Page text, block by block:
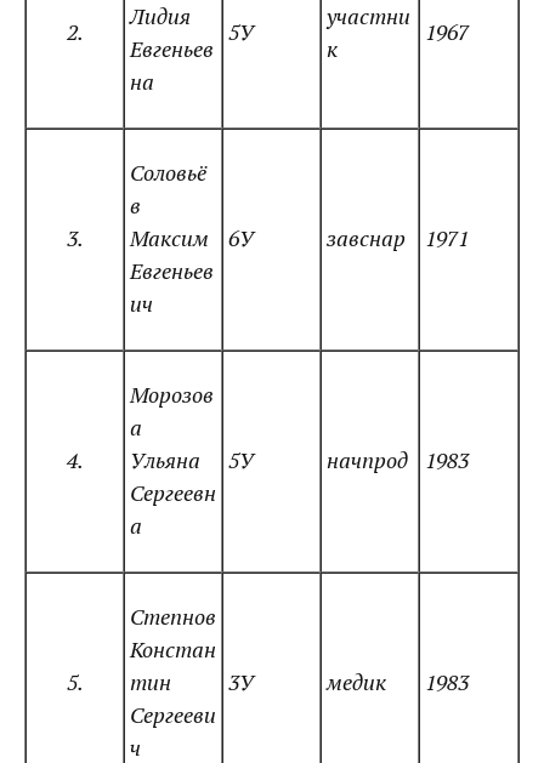
2.
Лидия
Евгеньев
на
5У
участни
к
1967
3.
Соловьё
в
Максим
Евгеньев
ич
6У завснар 1971
4.
Морозов
а
Ульяна
Сергеевн
а
5У начпрод 1983
5.
Степнов
Констан
тин
Сергееви
ч
3У медик 1983